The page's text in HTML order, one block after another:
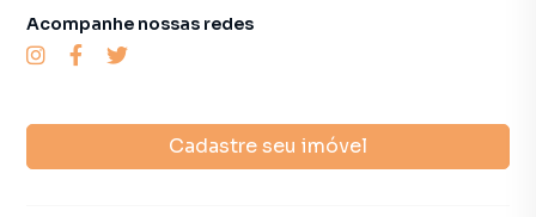
Cadastre seu imóvel
Acompanhe nossas redes